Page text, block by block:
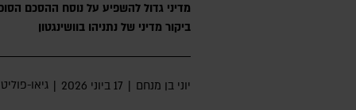
מדיני גדול להשפיע על נוסח ההסכם
ביקור מדיני של נתניהו בוושינגטון
יוני בן מנחם | 17 ביוני 2026 | גיאו-